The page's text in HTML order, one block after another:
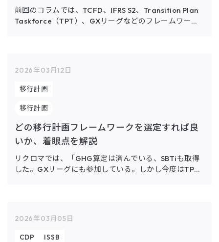
前回のコラムでは、TCFD、IFRS S2、Transition Plan
Taskforce（TPT）、GXリーグなどのフレームワーク
2026年03月12日
移行計画
移行計画
どの移行計画フレームワークを選定すれば良
いか、着眼点を解説
リクロマでは、「GHG算定は済んでいる、SBTiも取得
した。GXリーグにも参加している。しかし今度はTPT
2026年03月05日
CDP ISSB